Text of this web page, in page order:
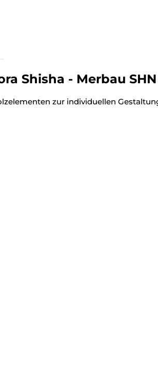
Shisha - Merbau
zur individuellen